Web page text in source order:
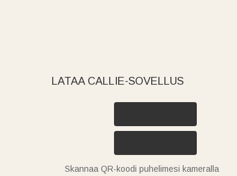
LATAA CALLIE-SOVELLUS
Skannaa QR-koodi puhelimesi kameralla